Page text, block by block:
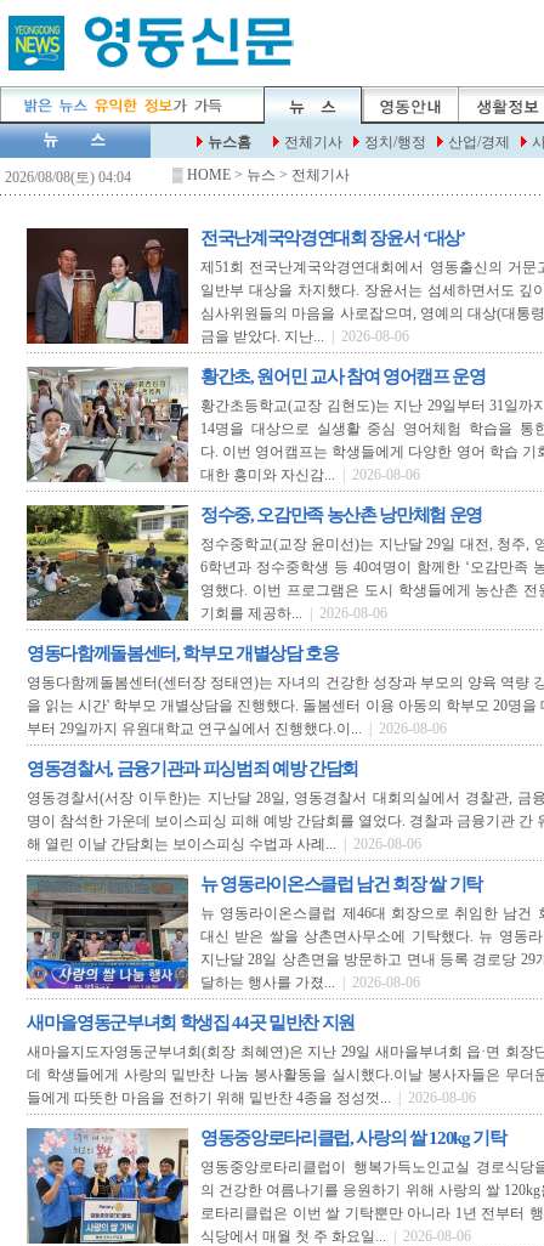
▒ HOME > 뉴스 > 전체기사
전국난계국악경연대회 장윤서 ‘대상’
제51회 전국난계국악경연대회에서 영동출신의 거문
일반부 대상을 차지했다. 장윤서는 섬세하면서도 깊
심사위원들의 마음을 사로잡으며, 영예의 대상(대통
금을 받았다. 지난...
| 2026-08-06
황간초, 원어민 교사 참여 영어캠프 운영
황간초등학교(교장 김현도)는 지난 29일부터 31일까
14명을 대상으로 실생활 중심 영어체험 학습을 통
다. 이번 영어캠프는 학생들에게 다양한 영어 학습 기
대한 흥미와 자신감...
| 2026-08-06
정수중, 오감만족 농산촌 낭만체험 운영
정수중학교(교장 윤미선)는 지난달 29일 대전, 청주,
6학년과 정수중학생 등 40여명이 함께한 ‘오감만족
영했다. 이번 프로그램은 도시 학생들에게 농산촌
기회를 제공하...
| 2026-08-06
영동다함께돌봄센터, 학부모 개별상담 호응
영동다함께돌봄센터(센터장 정태연)는 자녀의 건강한 성장과 부모의 양육 역량
을 읽는 시간' 학부모 개별상담을 진행했다. 돌봄센터 이용 아동의 학부모 20명을
부터 29일까지 유원대학교 연구실에서 진행했다.이...
| 2026-08-06
영동경찰서, 금융기관과 피싱범죄 예방 간담회
영동경찰서(서장 이두한)는 지난달 28일, 영동경찰서 대회의실에서 경찰관, 금
명이 참석한 가운데 보이스피싱 피해 예방 간담회를 열었다. 경찰과 금융기관 간
해 열린 이날 간담회는 보이스피싱 수법과 사례...
| 2026-08-06
뉴 영동라이온스클럽 남건 회장 쌀 기탁
뉴 영동라이온스클럽 제46대 회장으로 취임한 남건
대신 받은 쌀을 상촌면사무소에 기탁했다. 뉴 영동
지난달 28일 상촌면을 방문하고 면내 등록 경로당 29
달하는 행사를 가졌...
| 2026-08-06
새마을영동군부녀회 학생집 44곳 밑반찬 지원
새마을지도자영동군부녀회(회장 최혜연)은 지난 29일 새마을부녀회 읍·면 회장
데 학생들에게 사랑의 밑반찬 나눔 봉사활동을 실시했다.이날 봉사자들은 무더
들에게 따뜻한 마음을 전하기 위해 밑반찬 4종을 정성껏...
| 2026-08-06
영동중앙로타리클럽, 사랑의 쌀 120kg 기탁
영동중앙로타리클럽이 행복가득노인교실 경로식당
의 건강한 여름나기를 응원하기 위해 사랑의 쌀
로타리클럽은 이번 쌀 기탁뿐만 아니라 1년 전부터
식당에서 매월 첫 주 화요일...
| 2026-08-06